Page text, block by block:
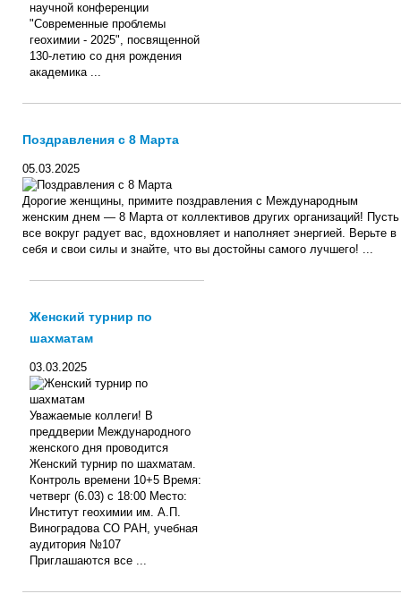
научной конференции
"Современные проблемы
геохимии - 2025", посвященной
130-летию со дня рождения
академика ...
Поздравления с 8 Марта
05.03.2025
Дорогие женщины, примите поздравления с Международным
женским днем — 8 Марта от коллективов других организаций! Пусть
все вокруг радует вас, вдохновляет и наполняет энергией. Верьте в
себя и свои силы и знайте, что вы достойны самого лучшего! ...
Женский турнир по
шахматам
03.03.2025
Уважаемые коллеги! В
преддверии Международного
женского дня проводится
Женский турнир по шахматам.
Контроль времени 10+5 Время:
четверг (6.03) с 18:00 Место:
Институт геохимии им. А.П.
Виноградова СО РАН, учебная
аудитория №107
Приглашаются все ...